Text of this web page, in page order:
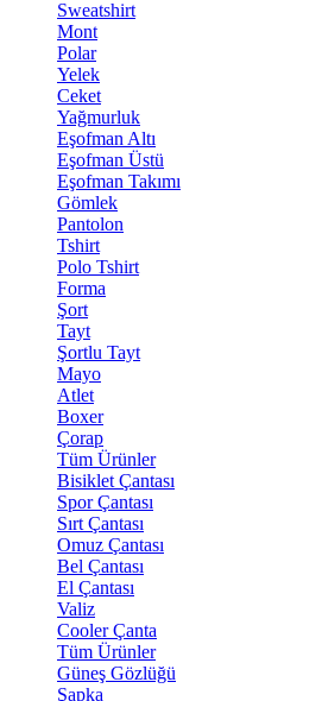
Sweatshirt
Mont
Polar
Yelek
Ceket
Yağmurluk
Eşofman Altı
Eşofman Üstü
Eşofman Takımı
Gömlek
Pantolon
Tshirt
Polo Tshirt
Forma
Şort
Tayt
Şortlu Tayt
Mayo
Atlet
Boxer
Çorap
Tüm Ürünler
Bisiklet Çantası
Spor Çantası
Sırt Çantası
Omuz Çantası
Bel Çantası
El Çantası
Valiz
Cooler Çanta
Tüm Ürünler
Güneş Gözlüğü
Şapka